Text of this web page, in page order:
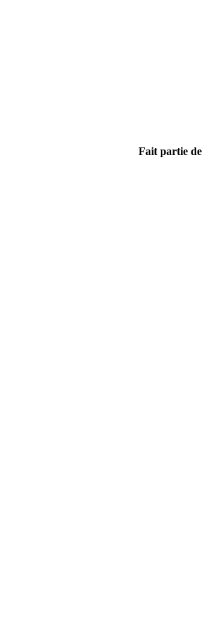
Fait partie de